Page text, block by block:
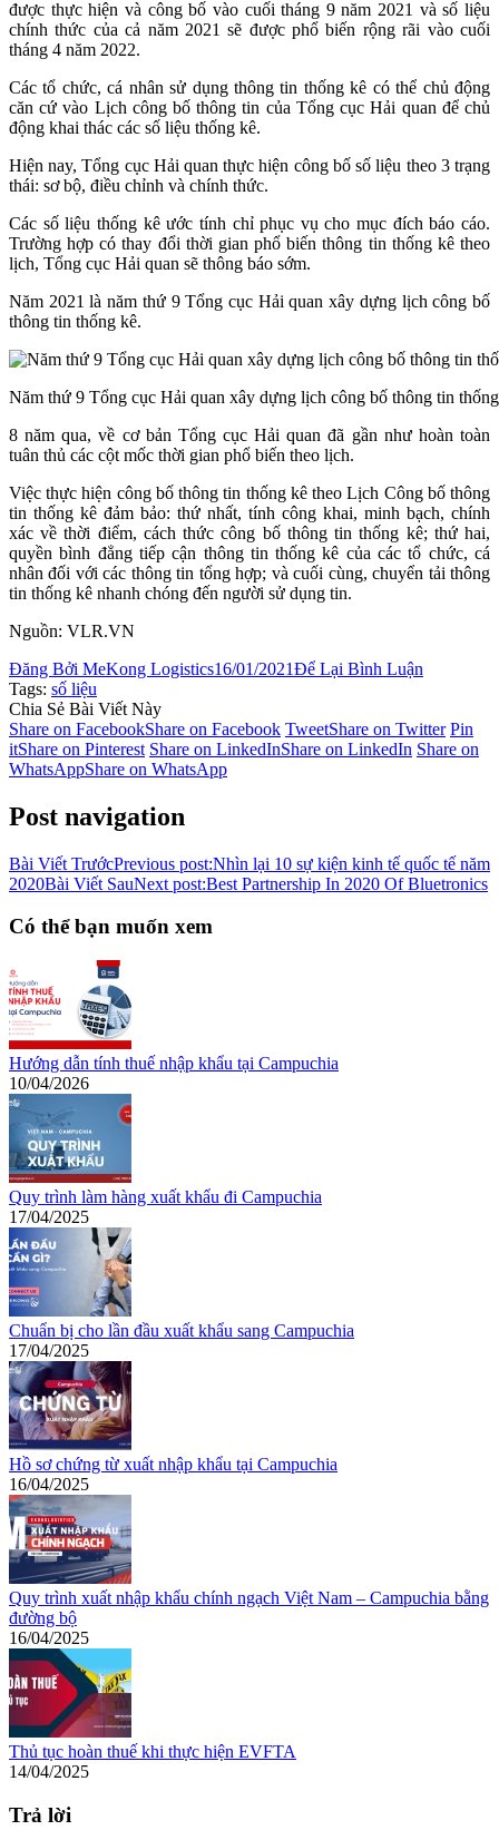
được thực hiện và công bố vào cuối tháng 9 năm 2021 và số liệu
chính thức của cả năm 2021 sẽ được phổ biến rộng rãi vào cuối
tháng 4 năm 2022.
Các tổ chức, cá nhân sử dụng thông tin thống kê có thể chủ động
căn cứ vào Lịch công bố thông tin của Tổng cục Hải quan để chủ
động khai thác các số liệu thống kê.
Hiện nay, Tổng cục Hải quan thực hiện công bố số liệu theo 3 trạng
thái: sơ bộ, điều chỉnh và chính thức.
Các số liệu thống kê ước tính chỉ phục vụ cho mục đích báo cáo.
Trường hợp có thay đổi thời gian phổ biến thông tin thống kê theo
lịch, Tổng cục Hải quan sẽ thông báo sớm.
Năm 2021 là năm thứ 9 Tổng cục Hải quan ​xây dựng lịch công bố
thông tin thống kê.
Năm thứ 9 Tổng cục Hải quan ​xây dựng lịch công bố thông tin
8 năm qua, về cơ bản Tổng cục Hải quan đã gần như hoàn toàn
tuân thủ các cột mốc thời gian phổ biến theo lịch.
Việc thực hiện công bố thông tin thống kê theo Lịch Công bố thông
tin thống kê đảm bảo: thứ nhất, tính công khai, minh bạch, chính
xác về thời điểm, cách thức công bố thông tin thống kê; thứ hai,
quyền bình đẳng tiếp cận thông tin thống kê của các tổ chức, cá
nhân đối với các thông tin tổng hợp; và cuối cùng, chuyển tải thông
tin thống kê nhanh chóng đến người sử dụng tin.
Nguồn: VLR.VN
Đăng Bởi MeKong Logistics16/01/2021Để Lại Bình Luận
Tags: số liệu
Chia Sẻ Bài Viết Này
Share on FacebookShare on Facebook TweetShare on Twitter Pin
itShare on Pinterest Share on LinkedInShare on LinkedIn Share on
WhatsAppShare on WhatsApp
Post navigation
Bài Viết TrướcPrevious post:Nhìn lại 10 sự kiện kinh tế quốc tế năm
2020Bài Viết SauNext post:Best Partnership In 2020 Of Bluetronics
Có thể bạn muốn xem
Hướng dẫn tính thuế nhập khẩu tại Campuchia
10/04/2026
Quy trình làm hàng xuất khẩu đi Campuchia
17/04/2025
Chuẩn bị cho lần đầu xuất khẩu sang Campuchia
17/04/2025
Hồ sơ chứng từ xuất nhập khẩu tại Campuchia
16/04/2025
Quy trình xuất nhập khẩu chính ngạch Việt Nam – Campuchia bằng
đường bộ
16/04/2025
Thủ tục hoàn thuế khi thực hiện EVFTA
14/04/2025
Trả lời